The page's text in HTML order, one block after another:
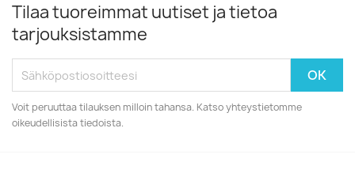
Tilaa tuoreimmat uutiset ja tietoa
tarjouksistamme
Voit peruuttaa tilauksen milloin tahansa. Katso yhteystietomme
oikeudellisista tiedoista.